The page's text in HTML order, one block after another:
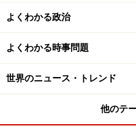
確かに、中国人や韓国人
声の小ささと公共の
声が小さいのも、日本人の
日本人は周りに迷惑をか
よくわかる政治
よくわかる時事問題
世界のニュース・トレンド
他のテ